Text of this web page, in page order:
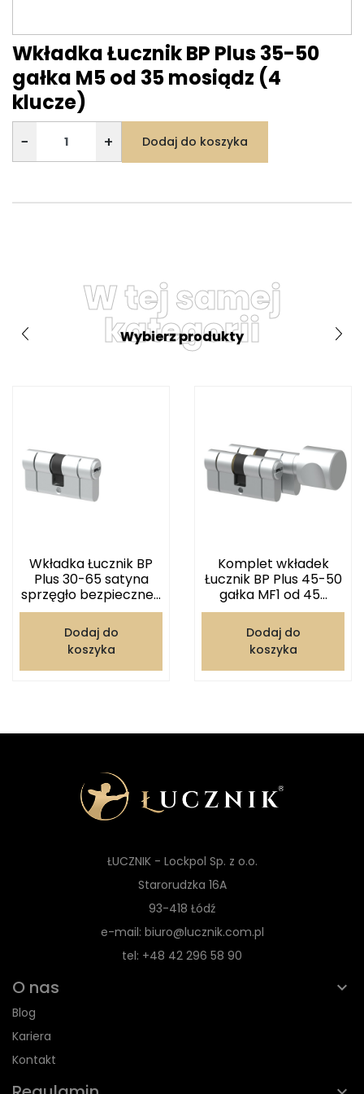
Wkładka Łucznik BP Plus 35-50
gałka M5 od 35 mosiądz (4
klucze)
− + Dodaj do koszyka
W tej samej
kategorii
Wybierz produkty
Wkładka Łucznik BP
Plus 30-65 satyna
sprzęgło bezpieczne...
Dodaj do
koszyka
Komplet wkładek
Łucznik BP Plus 45-50
gałka MF1 od 45...
Dodaj do
koszyka
ŁUCZNIK - Lockpol Sp. z o.o.
Starorudzka 16A
93-418 Łódź
e-mail: biuro@lucznik.com.pl
tel: +48 42 296 58 90
O nas
Blog
Kariera
Kontakt